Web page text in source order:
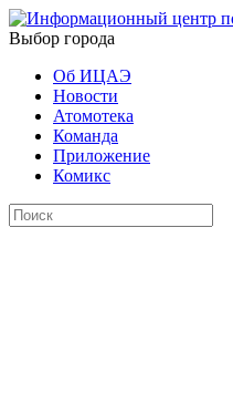
Выбор города
Об ИЦАЭ
Новости
Атомотека
Команда
Приложение
Комикс